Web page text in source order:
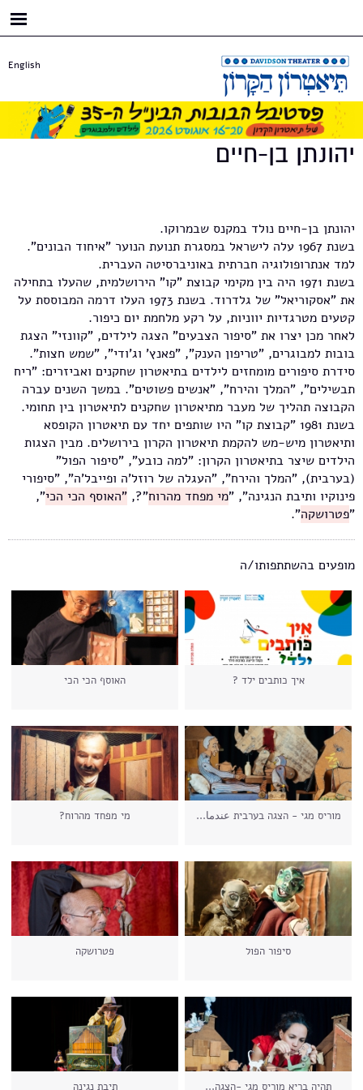
English
יהונתן בן-חיים
יהונתן בן-חיים נולד במקנס שבמרוקו.
בשנת 1967 עלה לישראל במסגרת תנועת הנוער "איחוד הבונים".
למד אנתרופולוגיה חברתית באוניברסיטה העברית.
בשנת 1971 היה בין מקימי קבוצת "קו" הירושלמית, שהעלו בתחילה
את "אסקוריאל" של גלדרוד. בשנת 1973 העלו דרמה המבוססת על
קטעים מטרגדיות יווניות, על רקע מלחמת יום כיפור.
לאחר מכן יצרו את "סיפור הצבעים" הצגה לילדים, "קוונזי" הצגת
בובות למבוגרים, "טריפון הענק", "פאנץ' וג'ודי", "שמש חצות".
סידרת סיפורים מומחזים לילדים בתיאטרון שחקנים ואביזרים: "ריח
תבשילים", "המלך והירח", "אנשים פשוטים". במשך השנים עברה
הקבוצה תהליך של מעבר מתיאטרון שחקנים לתיאטרון בין תחומי.
בשנת 1981 "קבוצת קו" היו שותפים יחד עם תיאטרון הקופסא
ותיאטרון מיש-מש להקמת תיאטרון הקרון בירושלים. מבין הצגות
הילדים שיצר בתיאטרון הקרון: "למה כובע", "סיפור הפול"
(בערבית), "המלך והירח", "העגלה של רוזל'ה ופייבל'ה", "סיפורי
פינוקיו ותיבת הנגינה", "מי מפחד מהרוח"?, "האוסף הכי הכי",
"פטרושקה".
מופעים בהשתתפותו/ה
איך כותבים ילד ? האוסף הכי הכי
מוריס מגי - הצגה בערבית عندما... מי מפחד מהרוח?
סיפור הפול פטרושקה